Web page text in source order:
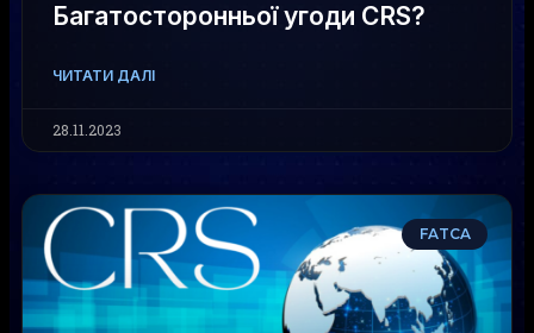
Багатосторонньої угоди CRS?
ЧИТАТИ ДАЛІ
28.11.2023
FATCA